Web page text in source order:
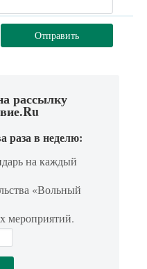
Отправить
рассылку
раза в неделю:
на каждый
«Вольный
мероприятий.